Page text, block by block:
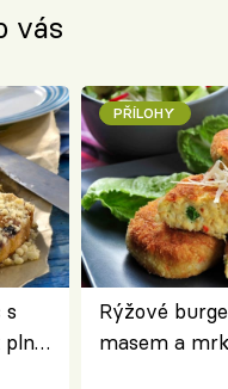
vás
s
PŘÍLOHY
Rýžové
masem a